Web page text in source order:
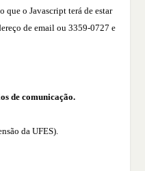
que o Javascript terá de estar
de email ou 3359-0727 e
de comunicação.
da UFES).